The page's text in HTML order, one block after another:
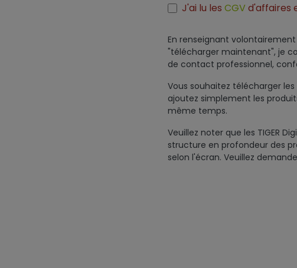
J'ai lu les CGVd'affaires
En renseignant
"télécharger maintenant", je
de contact professionnel,
Vous souhaitez télécharger les
ajoutez simplement les
même temps.
Veuillez noter que les TIGER
structure en profondeur des
selon l'écran. Veuillez